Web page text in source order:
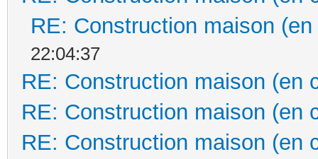
RE: Construction maison
22:04:37
RE: Construction maison (en
RE: Construction maison (en
RE: Construction maison (en